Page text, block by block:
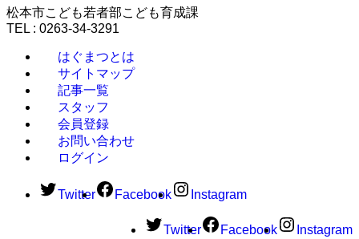
松本市こども若者部こども育成課
TEL : 0263-34-3291
はぐまつとは
サイトマップ
記事一覧
スタッフ
会員登録
お問い合わせ
ログイン
Twitter Facebook Instagram
Twitter Facebook Instagram